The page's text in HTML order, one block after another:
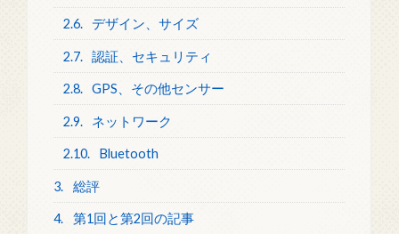
2.6. デザイン、サイズ
2.7. 認証、セキュリティ
2.8. GPS、その他センサー
2.9. ネットワーク
2.10. Bluetooth
3. 総評
4. 第1回と第2回の記事